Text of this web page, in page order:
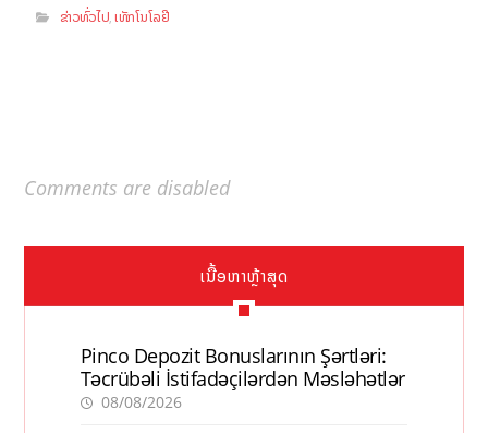
ຂ່າວທົ່ວໄປ,ເທັກໂນໂລຢີ
Comments are disabled
ເນື້ອຫາຫຼ້າສຸດ
Pinco Depozit Bonuslarının Şərtləri:
Təcrübəli İstifadəçilərdən Məsləhətlər
08/08/2026